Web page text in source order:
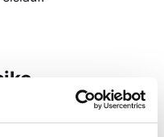
uns: 10 Euro pro